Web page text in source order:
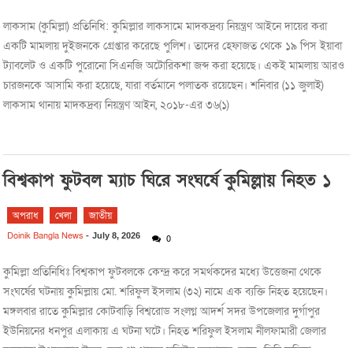
লাকসাম (কুমিল্লা) প্রতিনিধি: কুমিল্লার লাকসামে মাদকদ্রব্য নিয়ন্ত্রণ আইনে দায়ের করা
একটি মামলায় দুইজনকে গ্রেপ্তার করেছে পুলিশ। তাদের হেফাজত থেকে ১৯ পিস ইয়াবা
ট্যাবলেট ও একটি পুরোনো সিএনজি অটোরিকশা জব্দ করা হয়েছে। একই মামলায় আরও
চারজনকে আসামি করা হয়েছে, যারা বর্তমানে পলাতক রয়েছেন। শনিবার (১১ জুলাই)
লাকসাম থানায় মাদকদ্রব্য নিয়ন্ত্রণ আইন, ২০১৮-এর ৩৬(১)
বিশ্বকাপ ফুটবল ম্যাচ ঘিরে সংঘর্ষে কুমিল্লায় নিহত ১
অপরাধ খেলা জাতীয়
Doinik Bangla News -July 8, 2026 0
কুমিল্লা প্রতিনিধিঃ বিশ্বকাপ ফুটবলকে কেন্দ্র করে সমর্থকদের মধ্যে উত্তেজনা থেকে
সংঘর্ষের ঘটনায় কুমিল্লায় মো. শরিফুল ইসলাম (৩২) নামে এক ব্যক্তি নিহত হয়েছেন।
মঙ্গলবার রাতে কুমিল্লার কোটবাড়ি বিশ্বরোড সংলগ্ন আদর্শ সদর উপজেলার দুর্গাপুর
ইউনিয়নের ধনপুর এলাকায় এ ঘটনা ঘটে। নিহত শরিফুল ইসলাম নীলফামারী জেলার